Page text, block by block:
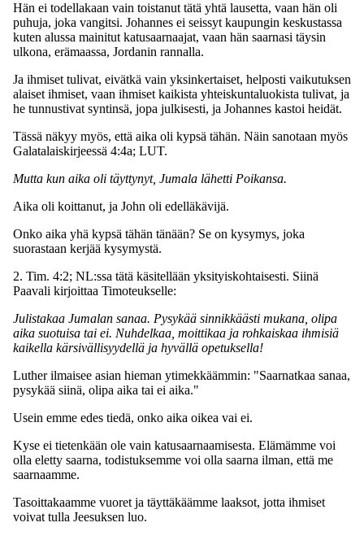
Hän ei todellakaan vain toistanut tätä yhtä lausetta, vaan hän oli
puhuja, joka vangitsi. Johannes ei seissyt kaupungin keskustassa
kuten alussa mainitut katusaarnaajat, vaan hän saarnasi täysin
ulkona, erämaassa, Jordanin rannalla.
Ja ihmiset tulivat, eivätkä vain yksinkertaiset, helposti vaikutuksen
alaiset ihmiset, vaan ihmiset kaikista yhteiskuntaluokista tulivat, ja
he tunnustivat syntinsä, jopa julkisesti, ja Johannes kastoi heidät.
Tässä näkyy myös, että aika oli kypsä tähän. Näin sanotaan myös
Galatalaiskirjeessä 4:4a; LUT.
Mutta kun aika oli täyttynyt, Jumala lähetti Poikansa.
Aika oli koittanut, ja John oli edelläkävijä.
Onko aika yhä kypsä tähän tänään? Se on kysymys, joka
suorastaan kerjää kysymystä.
2. Tim. 4:2; NL:ssa tätä käsitellään yksityiskohtaisesti. Siinä
Paavali kirjoittaa Timoteukselle:
Julistakaa Jumalan sanaa. Pysykää sinnikkäästi mukana, olipa
aika suotuisa tai ei. Nuhdelkaa, moittikaa ja rohkaiskaa ihmisiä
kaikella kärsivällisyydellä ja hyvällä opetuksella!
Luther ilmaisee asian hieman ytimekkäämmin: "Saarnatkaa sanaa,
pysykää siinä, olipa aika tai ei aika."
Usein emme edes tiedä, onko aika oikea vai ei.
Kyse ei tietenkään ole vain katusaarnaamisesta. Elämämme voi
olla eletty saarna, todistuksemme voi olla saarna ilman, että me
saarnaamme.
Tasoittakaamme vuoret ja täyttäkäämme laaksot, jotta ihmiset
voivat tulla Jeesuksen luo.